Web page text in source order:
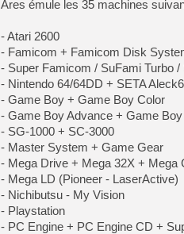
Ares émule les 35 machines
- Atari 2600
- Famicom + Famicom Disk
- Super Famicom / SuFami Turbo
- Nintendo 64/64DD + SETA
- Game Boy + Game Boy Color
- Game Boy Advance + Game
- SG-1000 + SC-3000
- Master System + Game Gear
- Mega Drive + Mega 32X + Mega
- Mega LD (Pioneer - LaserActive)
- Nichibutsu - My Vision
- Playstation
- PC Engine + PC Engine CD +